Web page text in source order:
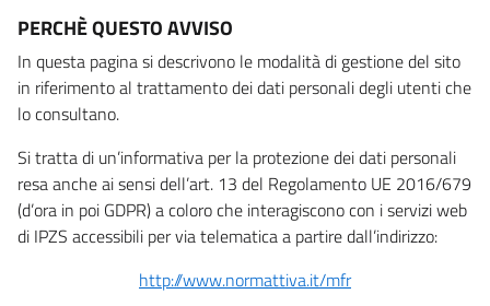
PERCHÈ QUESTO AVVISO
In questa pagina si descrivono le modalità di gestione del sito
in riferimento al trattamento dei dati personali degli utenti che
lo consultano.
Si tratta di un’informativa per la protezione dei dati personali
resa anche ai sensi dell’art. 13 del Regolamento UE 2016/679
(d’ora in poi GDPR) a coloro che interagiscono con i servizi web
di IPZS accessibili per via telematica a partire dall’indirizzo:
http://www.normattiva.it/mfr